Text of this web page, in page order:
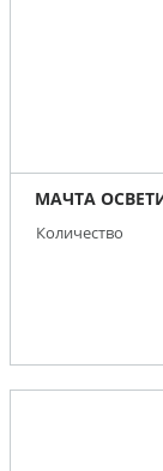
МАЧТА
Количество